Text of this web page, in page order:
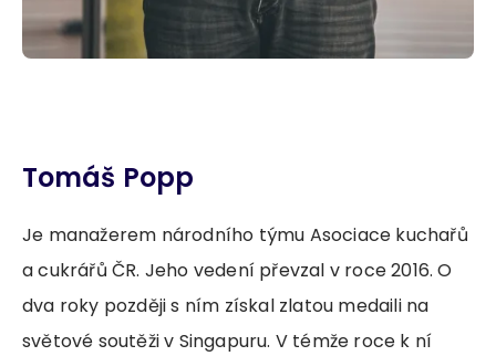
Tomáš Popp
Je manažerem národního týmu Asociace kuchařů
a cukrářů ČR. Jeho vedení převzal v roce 2016. O
dva roky později s ním získal zlatou medaili na
světové soutěži v Singapuru. V témže roce k ní